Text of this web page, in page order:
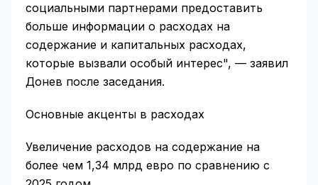
социальными партнерами предоставить
больше информации о расходах на
содержание и капитальных расходах,
которые вызвали особый интерес", — заявил
Донев после заседания.
Основные акценты в расходах
Увеличение расходов на содержание на
более чем 1,34 млрд евро по сравнению с